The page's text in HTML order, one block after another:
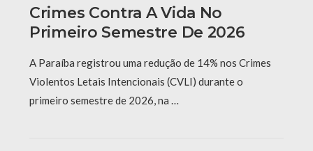
Crimes Contra A Vida No
Primeiro Semestre De 2026
A Paraíba registrou uma redução de 14% nos Crimes
Violentos Letais Intencionais (CVLI) durante o
primeiro semestre de 2026, na …